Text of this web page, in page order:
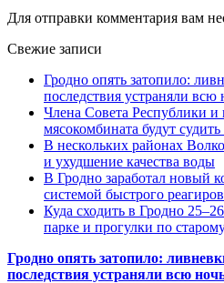
Для отправки комментария вам
Свежие записи
Гродно опять затопило:
последствия устраняли всю
Члена Совета Республики и
мясокомбината будут
В нескольких районах
и ухудшение качества воды
В Гродно заработал новый
системой быстрого
Куда сходить в Гродно
парке и прогулки по
Гродно опять затопило:
последствия устраняли всю